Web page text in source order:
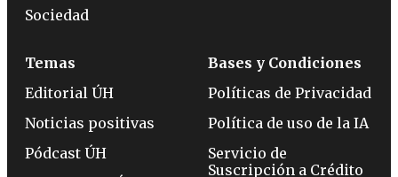
Sociedad
Temas
Editorial ÚH
Noticias positivas
Pódcast ÚH
Bases y Condiciones
Políticas de Privacidad
Política de uso de la IA
Servicio de
Suscripción a Crédito